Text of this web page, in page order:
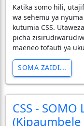
Katika somo hili,
wa sehemu ya
kutumia CSS.
picha
maeneo tofauti ya
SOMA ZAIDI...
CSS - SOMO
(Kipaumbele